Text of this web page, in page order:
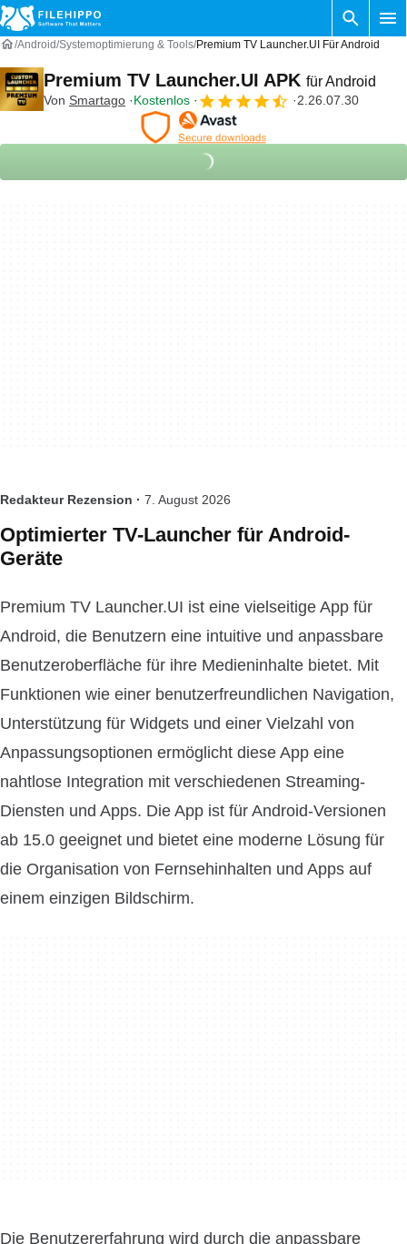
Android Systemoptimierung & Tools Premium TV Launcher.UI Für Android
Premium TV Launcher.UI APK für Android
Von Smartago Kostenlos 2.26.07.30
Redakteur Rezension · 7. August 2026
Optimierter TV-Launcher für Android-
Geräte
Premium TV Launcher.UI ist eine vielseitige App für
Android, die Benutzern eine intuitive und anpassbare
Benutzeroberfläche für ihre Medieninhalte bietet. Mit
Funktionen wie einer benutzerfreundlichen Navigation,
Unterstützung für Widgets und einer Vielzahl von
Anpassungsoptionen ermöglicht diese App eine
nahtlose Integration mit verschiedenen Streaming-
Diensten und Apps. Die App ist für Android-Versionen
ab 15.0 geeignet und bietet eine moderne Lösung für
die Organisation von Fernsehinhalten und Apps auf
einem einzigen Bildschirm.
Die Benutzererfahrung wird durch die anpassbare